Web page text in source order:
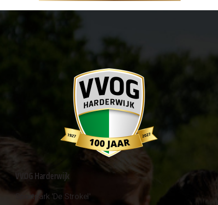
VVOG Harderwijk
Sportpark 'De Strokel'